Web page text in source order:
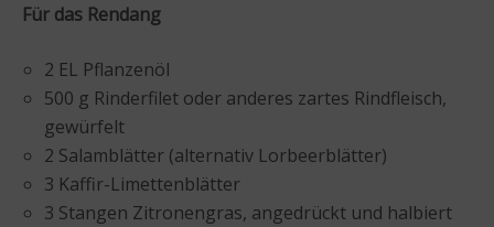
Für das Rendang
2 EL Pflanzenöl
500 g Rinderfilet oder anderes zartes Rindfleisch,
gewürfelt
2 Salamblätter (alternativ Lorbeerblätter)
3 Kaffir-Limettenblätter
3 Stangen Zitronengras, angedrückt und halbiert